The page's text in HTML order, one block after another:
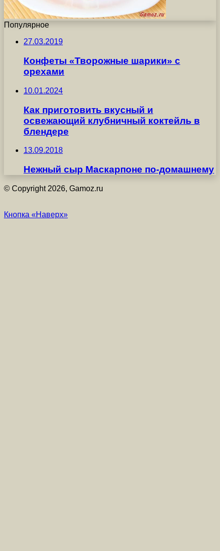
Популярное
27.03.2019
Конфеты «Творожные шарики» с
орехами
10.01.2024
Как приготовить вкусный и
освежающий клубничный коктейль в
блендере
13.09.2018
Нежный сыр Маскарпоне по-домашнему
© Copyright 2026, Gamoz.ru
Кнопка «Наверх»